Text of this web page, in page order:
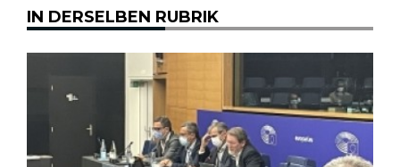
IN DERSELBEN RUBRIK